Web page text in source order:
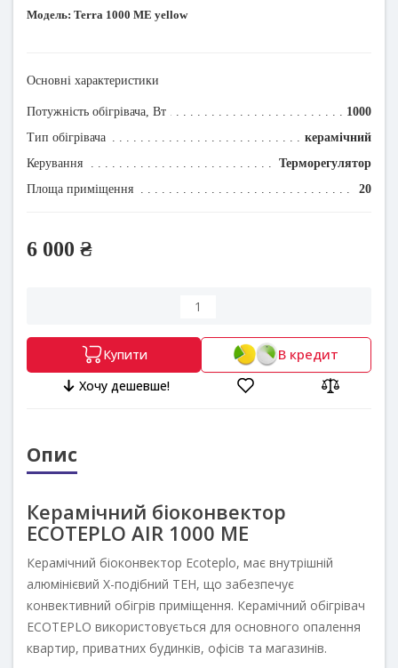
Модель: Terra 1000 МЕ yellow
Основні характеристики
Потужність обігрівача, Вт
1000
Тип обігрівача
керамічний
Керування
Терморегулятор
Площа приміщення
20
6 000 ₴
Купити В кредит
Хочу дешевше!
Опис
Керамічний біоконвектор
ECOTEPLO AIR 1000 ME
Керамічний біоконвектор Ecoteplo, має внутрішній
алюмінієвий Х-подібний ТЕН, що забезпечує
конвективний обігрів приміщення. Керамічний обігрівач
ECOTEPLO використовується для основного опалення
квартир, приватних будинків, офісів та магазинів.